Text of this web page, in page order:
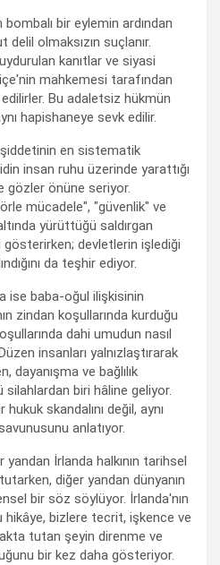
bir eylemin ardından
olmaksızın suçlanır.
kanıtlar ve siyasi
mahkemesi tarafından
Bu adaletsiz hükmün
hapishaneye sevk edilir.
en sistematik
insan ruhu üzerinde yarattığı
gözler önüne seriyor.
mücadele", "güvenlik" ve
yürüttüğü saldırgan
gösterirken; devletlerin işlediği
da teşhir ediyor.
ise baba-oğul ilişkisinin
zindan koşullarında kurduğu
dahi umudun nasıl
insanları yalnızlaştırarak
dayanışma ve bağlılık
biri hâline geliyor.
skandalını değil, aynı
anlatıyor.
İrlanda halkının tarihsel
diğer yandan dünyanın
bir söz söylüyor. İrlanda'nın
hikâye, bizlere tecrit, işkence ve
tutan şeyin direnme ve
bir kez daha gösteriyor.